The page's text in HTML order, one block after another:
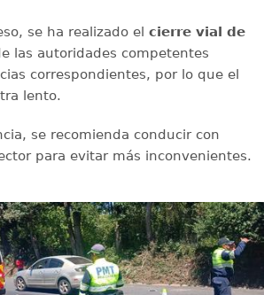
se ha realizado el cierre vial de
las autoridades competentes
correspondientes, por lo que el
lento.
se recomienda conducir con
para evitar más inconvenientes.